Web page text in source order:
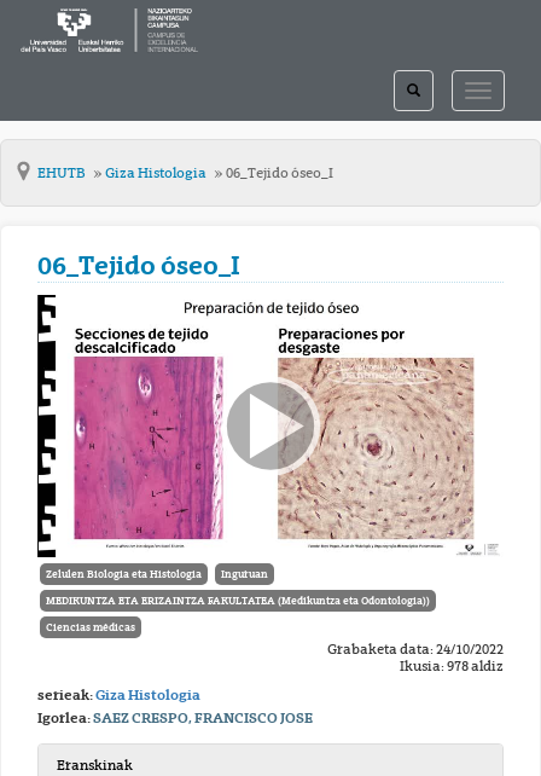
TOGGLE
TOGGLE
SEARCH
EHUTB Giza Histologia 06_Tejido óseo_I
06_Tejido óseo_I
Zelulen Biologia eta Histologia Inguruan
MEDIKUNTZA ETA ERIZAINTZA FAKULTATEA (Medikuntza eta Odontologia))
Ciencias médicas
Grabaketa data: 24/10/2022
Ikusia: 978 aldiz
serieak:Giza Histologia
Igorlea:SAEZ CRESPO, FRANCISCO JOSE
Eranskinak